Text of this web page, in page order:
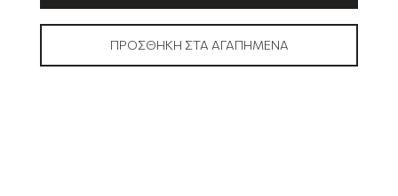
ΠΡΟΣΘΉΚΗ ΣΤΑ ΑΓΑΠΗΜΈΝΑ